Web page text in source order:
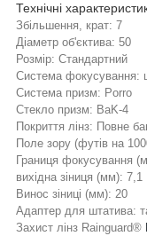
Технічні
Збільшення, крат: 7
Діаметр об'єктива: 50
Розмір: Стандартний
Система фокусування:
Система призм: Porro
Стекло призм: BaK-4
Покриття лінз: Повне
Поле зору (футів на
Границя фокусування
вихідна зіниця (мм): 7,1
Винос зіниці (мм): 20
Адаптер для штатива:
Захист лінз Rainguard®